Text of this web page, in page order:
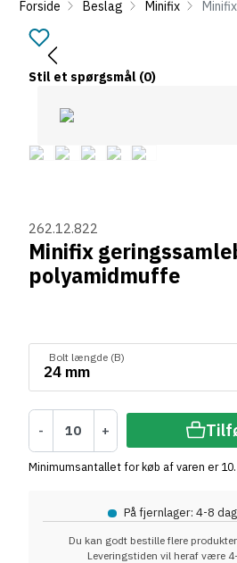
Forside Beslag Minifix
Stil et spørgsmål (0)
262.12.822
Minifix
polyamidmuffe
Bolt længde (B)
- +
Minimumsantallet for køb af varen er 10.
• På fjernlager: 4-8
Du kan godt bestille flere
Leveringstiden vil heraf være